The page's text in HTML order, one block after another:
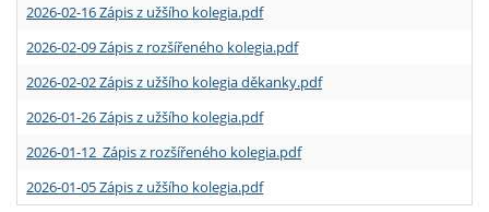
2026-02-16 Zápis z užšího kolegia.pdf
2026-02-09 Zápis z rozšířeného kolegia.pdf
2026-02-02 Zápis z užšího kolegia děkanky.pdf
2026-01-26 Zápis z užšího kolegia.pdf
2026-01-12 Zápis z rozšířeného kolegia.pdf
2026-01-05 Zápis z užšího kolegia.pdf